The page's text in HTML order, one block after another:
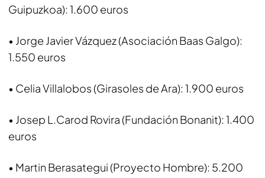
Guipuzkoa): 1.600 euros
• Jorge Javier Vázquez (Asociación Baas Galgo):
1.550 euros
• Celia Villalobos (Girasoles de Ara): 1.900 euros
• Josep L.Carod Rovira (Fundación Bonanit): 1.400
euros
• Martin Berasategui (Proyecto Hombre): 5.200